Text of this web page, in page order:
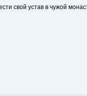
свой устав в чужой